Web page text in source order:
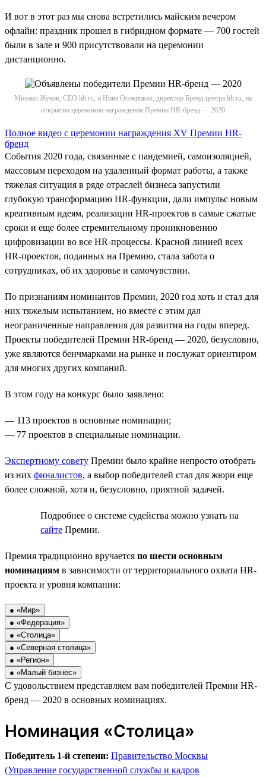
И вот в этот раз мы снова встретились майским вечером
офлайн: праздник прошел в гибридном формате — 700 гостей
были в зале и 900 присутствовали на церемонии
дистанционно.
Михаил Жуков, СЕО hh.ru, и Нина Осовицкая, директор Бренд-центра hh.ru, на
открытии церемонии награждения Премии HR-бренд — 2020
Полное видео с церемонии награждения XV Премии HR-
бренд
События 2020 года, связанные с пандемией, самоизоляцией,
массовым переходом на удаленный формат работы, а также
тяжелая ситуация в ряде отраслей бизнеса запустили
глубокую трансформацию HR-функции, дали импульс новым
креативным идеям, реализации HR-проектов в самые сжатые
сроки и еще более стремительному проникновению
цифровизации во все HR-процессы. Красной линией всех
HR-проектов, поданных на Премию, стала забота о
сотрудниках, об их здоровье и самочувствии.
По признаниям номинантов Премии, 2020 год хоть и стал для
них тяжелым испытанием, но вместе с этим дал
неограниченные направления для развития на годы вперед.
Проекты победителей Премии HR-бренд — 2020, безусловно,
уже являются бенчмарками на рынке и послужат ориентиром
для многих других компаний.
В этом году на конкурс было заявлено:
— 113 проектов в основные номинации;
— 77 проектов в специальные номинации.
Экспертному совету Премии было крайне непросто отобрать
из них финалистов, а выбор победителей стал для жюри еще
более сложной, хотя и, безусловно, приятной задачей.
Подробнее о системе судейства можно узнать на
сайте Премии.
Премия традиционно вручается по шести основным
номинациям в зависимости от территориального охвата HR-
проекта и уровня компании:
● «Мир»
● «Федерация»
● «Столица»
● «Северная столица»
● «Регион»
● «Малый бизнес»
С удовольствием представляем вам победителей Премии HR-
бренд — 2020 в основных номинациях.
Номинация «Столица»
Победитель 1-й степени: Правительство Москвы
(Управление государственной службы и кадров